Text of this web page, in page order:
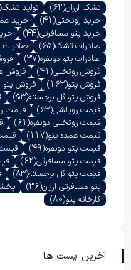
تشک ارزان(62) تولید تشک
خرید روتختی(41) خرید
خرید پتو مسافرتی(44)
صادرات تشک(65)
صادرات پتو دونفره(37)
فروش روتختی(41) فروش
فروش پتو(163) فروش پتو
فروش پتو گل برجسته(53)
قیمت روبالشی(63) قیمت
قیمت روتختی دونفره(61)
قیمت عمده پتو(117)
قیمت پتو دونفره(49)
قیمت پتو مسافرتی(62)
قیمت پتو گل برجسته(83)
پتو مسافرتی ارزان(36)
کارخانه پتو(80)
آخرین پست ها